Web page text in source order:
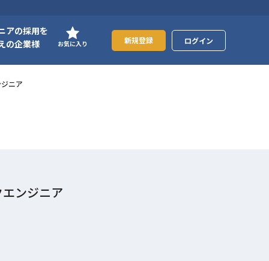
アの採用を
の企業様
お気に入り 新規登録 ログイン
ニア
ンジニア